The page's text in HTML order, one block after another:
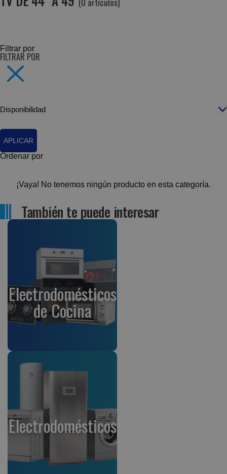
Filtrar por
FILTRAR POR
Disponibilidad
APLICAR
Ordenar por
¡Vaya! No tenemos ningún producto en esta categoría.
También te puede interesar
Electrodomésticos
de Cocina
Electrodomésticos